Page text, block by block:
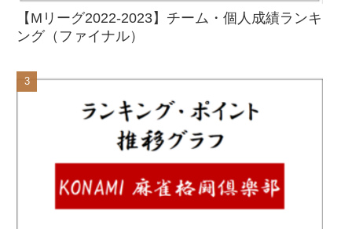
【Mリーグ2022-2023】チーム・個人成績ランキ
ング（ファイナル）